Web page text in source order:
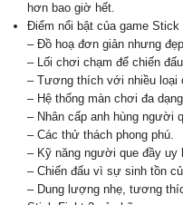
hơn bao giờ hết.
Điểm nổi bật của game Stick
– Đồ hoạ đơn giản nhưng
– Lối chơi chạm để chiến
– Tương thích với nhiều loại
– Hệ thống màn chơi đa
– Nhân cấp anh hùng người
– Các thử thách phong phú.
– Kỹ năng người que đầy uy
– Chiến đấu vì sự sinh tồn
– Dung lượng nhẹ, tương